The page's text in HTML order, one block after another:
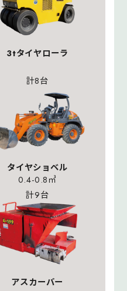
3tタイヤローラ
計8台
タイヤショベル
0.4-0.8㎥
計9台
アスカーバー